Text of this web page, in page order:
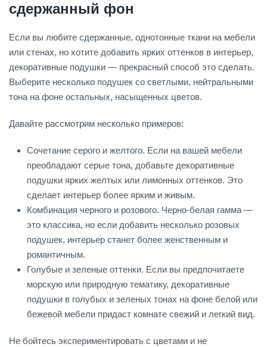
сдержанный фон
Если вы любите сдержанные, однотонные ткани на мебели
или стенах, но хотите добавить ярких оттенков в интерьер,
декоративные подушки — прекрасный способ это сделать.
Выберите несколько подушек со светлыми, нейтральными
тона на фоне остальных, насыщенных цветов.
Давайте рассмотрим несколько примеров:
Сочетание серого и желтого. Если на вашей мебели
преобладают серые тона, добавьте декоративные
подушки ярких желтых или лимонных оттенков. Это
сделает интерьер более ярким и живым.
Комбинация черного и розового. Черно-белая гамма —
это классика, но если добавить несколько розовых
подушек, интерьер станет более женственным и
романтичным.
Голубые и зеленые оттенки. Если вы предпочитаете
морскую или природную тематику, декоративные
подушки в голубых и зеленых тонах на фоне белой или
бежевой мебели придаст комнате свежий и легкий вид.
Не бойтесь экспериментировать с цветами и не